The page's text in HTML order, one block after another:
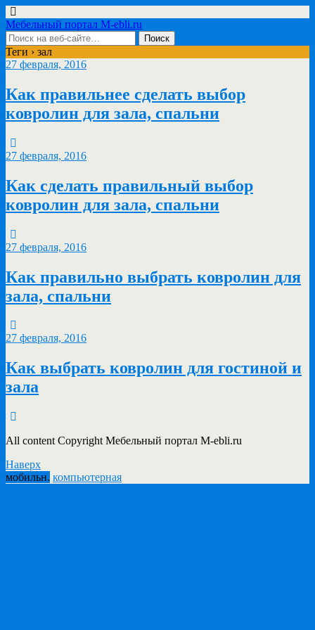
Мебельный портал M-ebli.ru
Теги › зал
27 февраля, 2016
Как правильнее сделать выбор
ковролин для зала, спальни
27 февраля, 2016
Как сделать правильный выбор
ковролин для зала, спальни
27 февраля, 2016
Как правильно выбрать ковролин для
зала, спальни
27 февраля, 2016
Как выбрать ковролин для гостиной и
зала
All content Copyright Мебельный портал M-ebli.ru
Наверх
мобильн. компьютерная